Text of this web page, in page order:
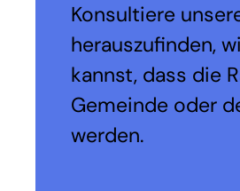
Konsultiere
herauszufinden,
kannst, dass die
Gemeinde oder
werden.